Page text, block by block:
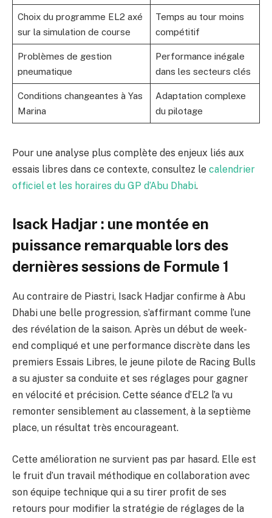
Choix du programme EL2 axé
sur la simulation de course
Temps au tour moins
compétitif
Problèmes de gestion
pneumatique
Performance inégale
dans les secteurs clés
Conditions changeantes à Yas
Marina
Adaptation complexe
du pilotage
Pour une analyse plus complète des enjeux liés aux
essais libres dans ce contexte, consultez le calendrier
officiel et les horaires du GP d’Abu Dhabi.
Isack Hadjar : une montée en
puissance remarquable lors des
dernières sessions de Formule 1
Au contraire de Piastri, Isack Hadjar confirme à Abu
Dhabi une belle progression, s’affirmant comme l’une
des révélation de la saison. Après un début de week-
end compliqué et une performance discrète dans les
premiers Essais Libres, le jeune pilote de Racing Bulls
a su ajuster sa conduite et ses réglages pour gagner
en vélocité et précision. Cette séance d’EL2 l’a vu
remonter sensiblement au classement, à la septième
place, un résultat très encourageant.
Cette amélioration ne survient pas par hasard. Elle est
le fruit d’un travail méthodique en collaboration avec
son équipe technique qui a su tirer profit de ses
retours pour modifier la stratégie de réglages de la